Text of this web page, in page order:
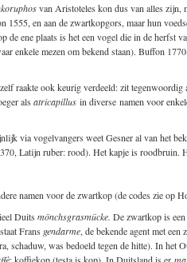
van Aristoteles kon dus van alles zijn,
1555, en aan de zwartkopgors, maar hun
de ene plaats is het een vogel die in de herfst
enkele mezen om bekend staan). Buffon
raakte ook keurig verdeeld: zit tegenwoordig
als atricapillus in diverse namen voor
via vogelvangers weet Gesner al van het
Latijn ruber: rood). Het kapje is roodbruin.
namen voor de zwartkop (de codes zie op
Duits mönchsgrasmücke. De zwartkop is
Frans gendarme, de bekende agent met
schaduw, was bedoeld tegen de hitte). In het